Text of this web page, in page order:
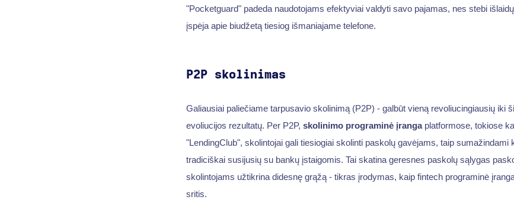
"Pocketguard" padeda naudotojams efektyviai valdyti savo pajamas, nes stebi
įspėja apie biudžetą tiesiog išmaniajame telefone.
P2P skolinimas
Galiausiai paliečiame tarpusavio skolinimą (P2P) - galbūt vieną revoliucingiausių iki
evoliucijos rezultatų. Per P2P, skolinimo programinė įrangaplatformose, tokiose
"LendingClub", skolintojai gali tiesiogiai skolinti paskolų gavėjams, taip sumažindami
tradiciškai susijusių su bankų įstaigomis. Tai skatina geresnes paskolų sąlygas
skolintojams užtikrina didesnę grąžą - tikras įrodymas, kaip fintech programinė
sritis.